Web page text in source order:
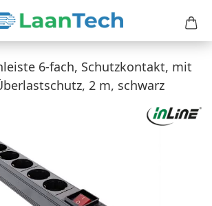
6-fach, Schutzkontakt, mit
2 m, schwarz